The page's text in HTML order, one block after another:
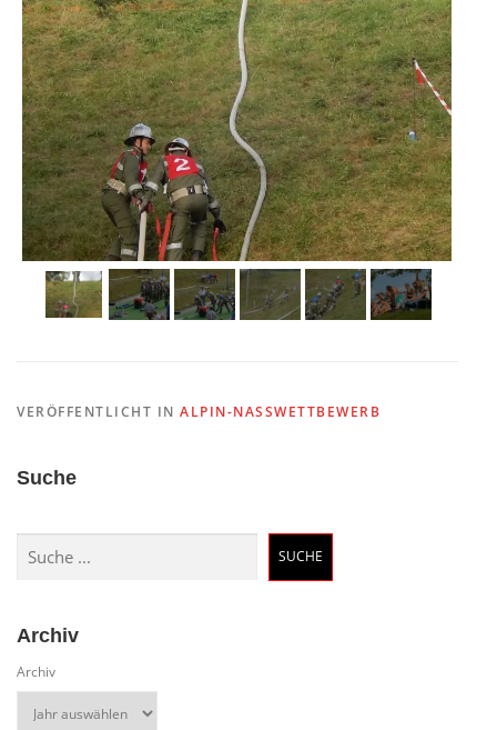
VERÖFFENTLICHT IN ALPIN-NASSWETTBEWERB
Suche
SUCHE
Archiv
Archiv